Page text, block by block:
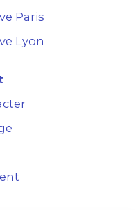
Paris
Lyon